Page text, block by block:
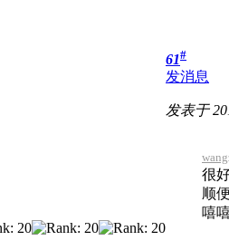
61#
发消息
发表于
很
顺
嘻